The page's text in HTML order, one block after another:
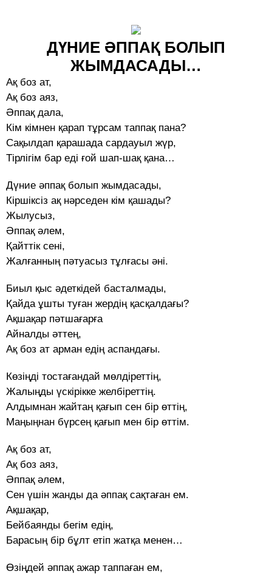
ДҮНИЕ ӘППАҚ БОЛЫП
ЖЫМДАСАДЫ…
Ақ боз ат,
Ақ боз аяз,
Әппақ дала,
Кім кімнен қарап тұрсам таппақ пана?
Сақылдап қарашада сардауыл жүр,
Тірлігім бар еді ғой шап-шақ қана…
Дүние әппақ болып жымдасады,
Кіршіксіз ақ нәрседен кім қашады?
Жылусыз,
Әппақ әлем,
Қайттік сені,
Жалғанның пәтуасыз тұлғасы әні.
Биыл қыс әдеткідей басталмады,
Қайда ұшты туған жердің қасқалдағы?
Ақшақар пәтшағарға
Айналды әттең,
Ақ боз ат арман едің аспандағы.
Көзіңді тостағандай мөлдіреттің,
Жалыңды үскірікке желбіреттің.
Алдымнан жайтаң қағып сен бір өттің,
Маңыңнан бүрсең қағып мен бір өттім.
Ақ боз ат,
Ақ боз аяз,
Әппақ әлем,
Сен үшін жанды да әппақ сақтаған ем.
Ақшақар,
Бейбаянды бегім едің,
Барасың бір бұлт етіп жатқа менен…
Өзіңдей әппақ ажар таппаған ем,